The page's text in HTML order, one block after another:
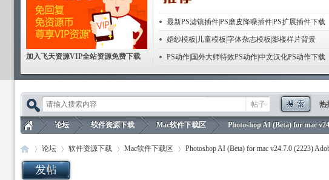
加入飞天资源VIP全站资源免费下载
最新PS滤镜插件|PS磨皮降噪插件|PS扩展插件下载
婚纱模板|儿童模板|字体杂志模板|影楼样片背景
PS动作|国外大师特效PS动作|中文汉化PS动作下载
帖子 热
飞 »
论坛 软件资源下载 Mac软件下载区 Photoshop AI (Beta) for mac
论坛 软件资源下载 Mac软件下载区 Photoshop AI (Beta) for mac v24.7.0 (2223)